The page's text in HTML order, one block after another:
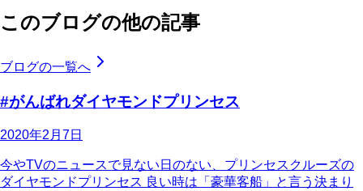
このブログの他の記事
ブログの一覧へ
#がんばれダイヤモンドプリンセス
2020年2月7日
今やTVのニュースで見ない日のない、プリンセスクルーズの
ダイヤモンドプリンセス 良い時は「豪華客船」と言う決まり